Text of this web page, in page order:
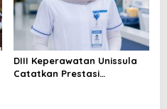
DIII Keperawatan Unissula
Catatkan Prestasi